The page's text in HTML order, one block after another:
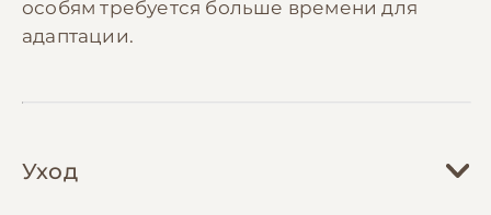
особям требуется больше времени для
адаптации.
Уход